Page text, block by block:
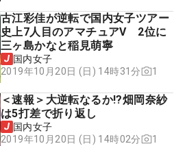
古江彩佳が逆転で国内女子ツアー
史上7人目のアマチュアV 2位に
三ヶ島かなと稲見萌寧
国内女子
2019年10月20日 (日) 14時31分
1
＜速報＞大逆転なるか!?畑岡奈紗
は5打差で折り返し
国内女子
2019年10月20日 (日) 14時02分
1